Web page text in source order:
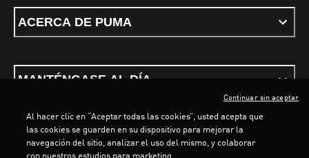
ACERCA DE PUMA
MANTÉNGASE AL DÍA
Al hacer clic en “Aceptar todas las cookies”, usted acepta que
las cookies se guarden en su dispositivo para mejorar la
navegación del sitio, analizar el uso del mismo, y colaborar
con nuestros estudios para marketing.
Continuar sin aceptar